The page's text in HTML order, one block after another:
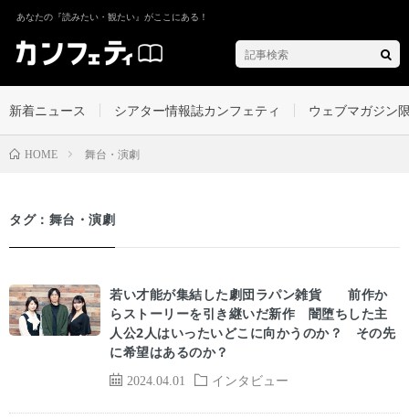
あなたの『読みたい・観たい』がここにある！
新着ニュース シアター情報誌カンフェティ ウェブマガジン
HOME 舞台・演劇
タグ：舞台・演劇
2024.04.01 インタビュー
若い才能が集結した劇団ラパン雑貨ゝ 前作か
らストーリーを引き継いだ新作 闇堕ちした主
人公2人はいったいどこに向かうのか？ その先
に希望はあるのか？